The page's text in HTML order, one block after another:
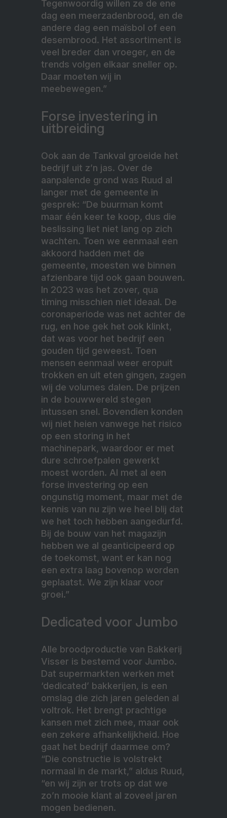
Tegenwoordig willen ze de ene
dag een meerzadenbrood, en de
andere dag een maïsbol of een
desembrood. Het assortiment is
veel breder dan vroeger, en de
trends volgen elkaar sneller op.
Daar moeten wij in
meebewegen.”
Forse investering in
uitbreiding
Ook aan de Tankval groeide het
bedrijf uit z’n jas. Over de
aanpalende grond was Ruud al
langer met de gemeente in
gesprek: “De buurman komt
maar één keer te koop, dus die
beslissing liet niet lang op zich
wachten. Toen we eenmaal een
akkoord hadden met de
gemeente, moesten we binnen
afzienbare tijd ook gaan bouwen.
In 2023 was het zover, qua
timing misschien niet ideaal. De
coronaperiode was net achter de
rug, en hoe gek het ook klinkt,
dat was voor het bedrijf een
gouden tijd geweest. Toen
mensen eenmaal weer eropuit
trokken en uit eten gingen, zagen
wij de volumes dalen. De prijzen
in de bouwwereld stegen
intussen snel. Bovendien konden
wij niet heien vanwege het risico
op een storing in het
machinepark, waardoor er met
dure schroefpalen gewerkt
moest worden. Al met al een
forse investering op een
ongunstig moment, maar met de
kennis van nu zijn we heel blij dat
we het toch hebben aangedurfd.
Bij de bouw van het magazijn
hebben we al geanticipeerd op
de toekomst, want er kan nog
een extra laag bovenop worden
geplaatst. We zijn klaar voor
groei.”
Dedicated voor Jumbo
Alle broodproductie van Bakkerij
Visser is bestemd voor Jumbo.
Dat supermarkten werken met
‘dedicated’ bakkerijen, is een
omslag die zich jaren geleden al
voltrok. Het brengt prachtige
kansen met zich mee, maar ook
een zekere afhankelijkheid. Hoe
gaat het bedrijf daarmee om?
“Die constructie is volstrekt
normaal in de markt,” aldus Ruud,
“en wij zijn er trots op dat we
zo’n mooie klant al zoveel jaren
mogen bedienen.